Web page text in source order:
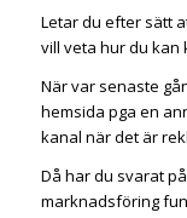
Letar du efter sätt
vill veta hur du
När var senaste
hemsida pga en
kanal när det är
Då har du svarat
marknadsföring